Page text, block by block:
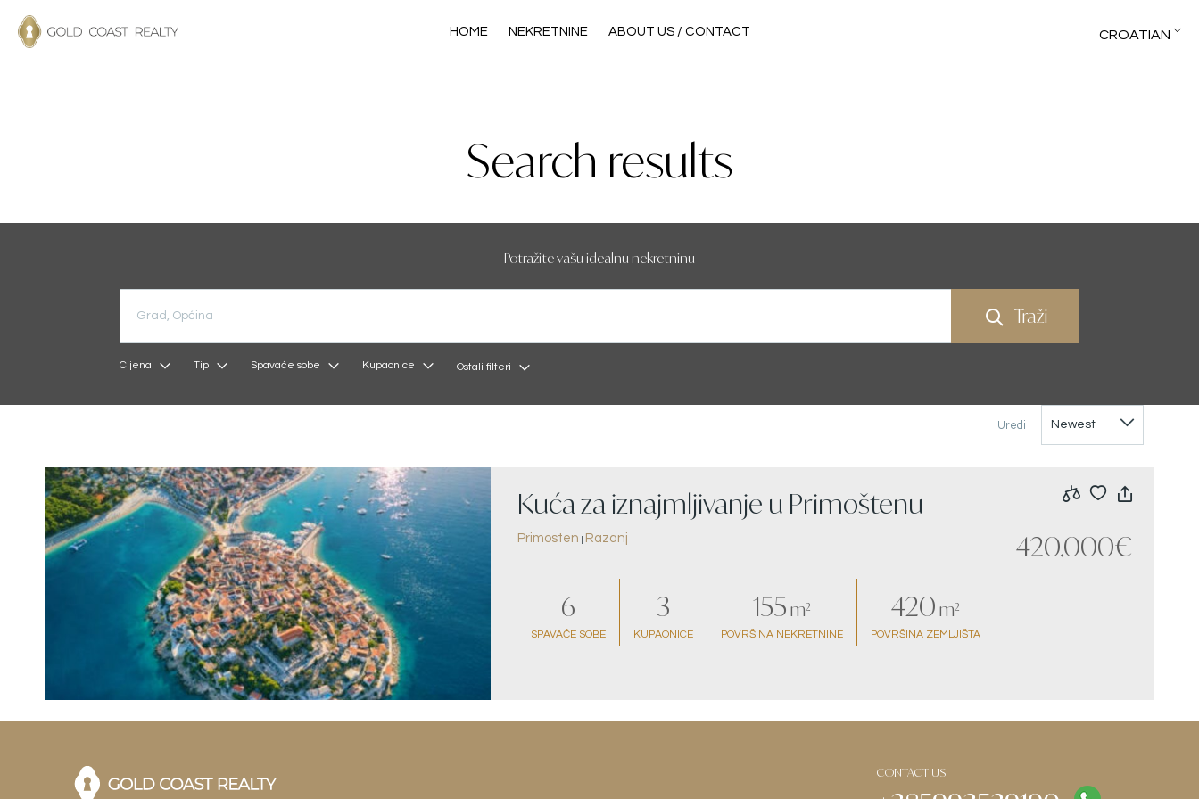
HOME NEKRETNINE ABOUT US / CONTACT CROATIAN
Search results
Potražite vašu idealnu nekretninu
Traži
Cijena Tip Spavaće sobe Kupaonice Ostali filteri
Uredi
Kuća za iznajmljivanje u Primoštenu
Primosten Razanj
420.000€
6
SPAVAĆE SOBE
3
KUPAONICE
155 m²
POVRŠINA NEKRETNINE
420 m²
POVRŠINA ZEMLJIŠTA
CONTACT US